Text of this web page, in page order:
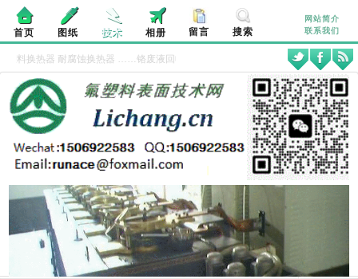
首页 图纸 技术 相册 留言 搜索
网站简介
联系我们
塑料换热器 耐腐蚀换热器……铬废液回收处理装置是结合电解处理和微孔陶瓷并实